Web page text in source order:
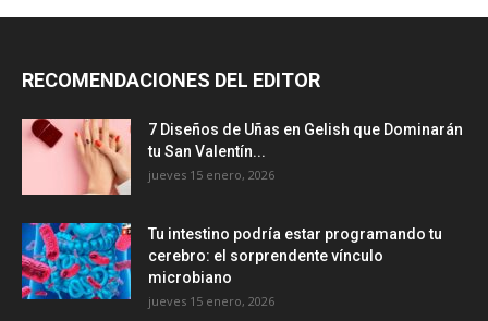
RECOMENDACIONES DEL EDITOR
7 Diseños de Uñas en Gelish que Dominarán
tu San Valentín...
jueves 15 enero, 2026
Tu intestino podría estar programando tu
cerebro: el sorprendente vínculo
microbiano
jueves 15 enero, 2026